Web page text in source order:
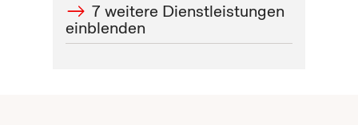
7 weitere Dienstleistungen
einblenden